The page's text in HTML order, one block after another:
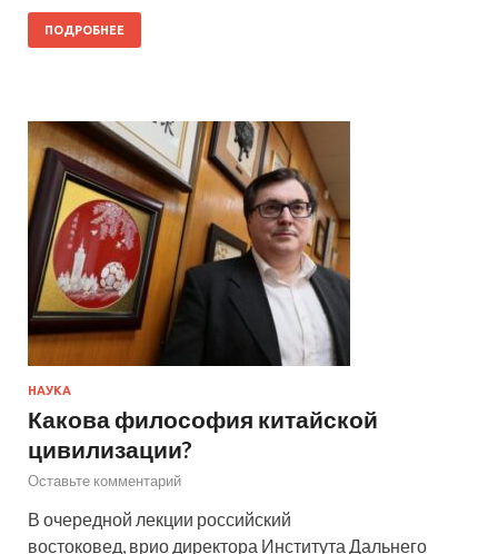
ПОДРОБНЕЕ
НАУКА
Какова философия китайской
цивилизации?
Оставьте комментарий
В очередной лекции российский
востоковед, врио директора Института Дальнего